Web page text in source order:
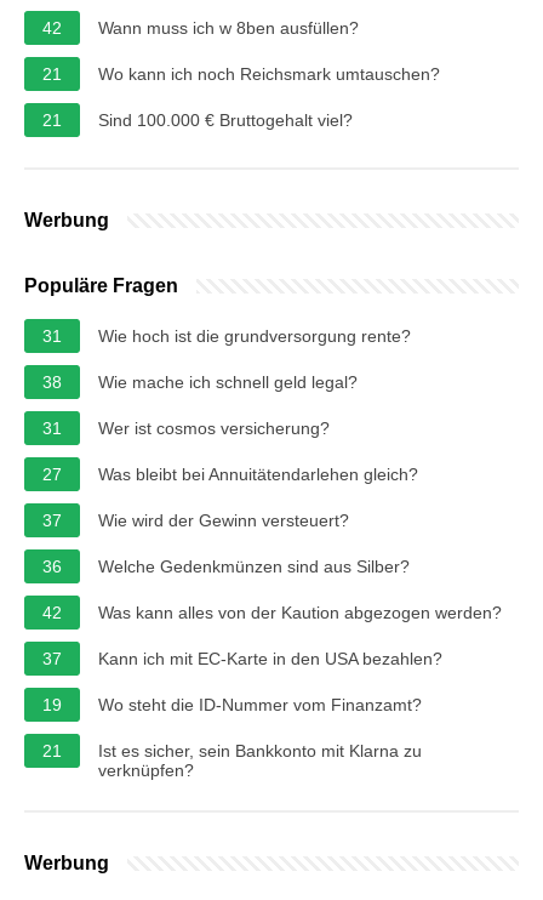
42
Wann muss ich w 8ben ausfüllen?
21 Wo kann ich noch Reichsmark umtauschen?
21 Sind 100.000 € Bruttogehalt viel?
Werbung
Populäre Fragen
31 Wie hoch ist die grundversorgung rente?
38 Wie mache ich schnell geld legal?
31 Wer ist cosmos versicherung?
27 Was bleibt bei Annuitätendarlehen gleich?
37 Wie wird der Gewinn versteuert?
36 Welche Gedenkmünzen sind aus Silber?
42 Was kann alles von der Kaution abgezogen werden?
37 Kann ich mit EC-Karte in den USA bezahlen?
19 Wo steht die ID-Nummer vom Finanzamt?
21
Ist es sicher, sein Bankkonto mit Klarna zu
verknüpfen?
Werbung